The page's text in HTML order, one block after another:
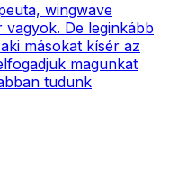
wingwave
De leginkább
másokat kísér az
magunkat
tudunk